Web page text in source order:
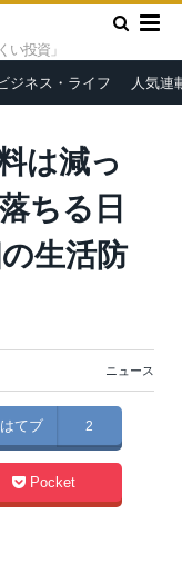
い投資」
ジネス・ライフ 人気連
料は減った。みんなで
策＝鈴木傾城
は減っ
ちる日
生活防
ニュース
はてブ 2
Pocket